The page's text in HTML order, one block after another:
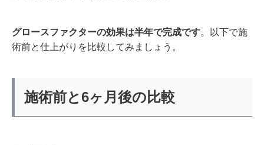
グロースファクターの効果は半年で完成です。以下で施
術前と仕上がりを比較してみましょう。
施術前と6ヶ月後の比較